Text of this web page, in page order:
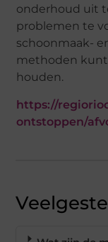
onderhoud uit
problemen te
schoonmaak-
methoden
houden.
https://
ontstoppen/